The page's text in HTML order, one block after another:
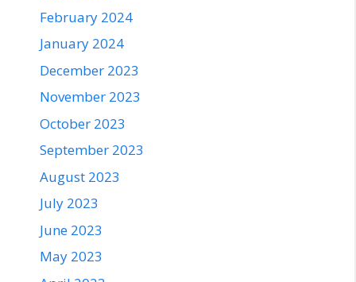
February 2024
January 2024
December 2023
November 2023
October 2023
September 2023
August 2023
July 2023
June 2023
May 2023